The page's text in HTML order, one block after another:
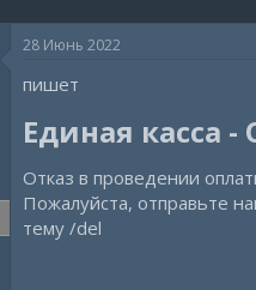
28 Июнь 2022
пишет
Единая касса
Отказ в проведении
Пожалуйста, отправьте
тему /del